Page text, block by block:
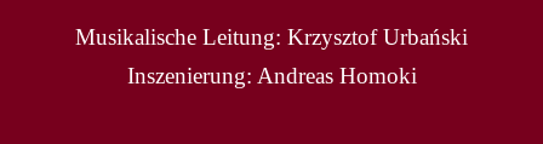
Musikalische Leitung: Krzysztof Urbański
Inszenierung: Andreas Homoki